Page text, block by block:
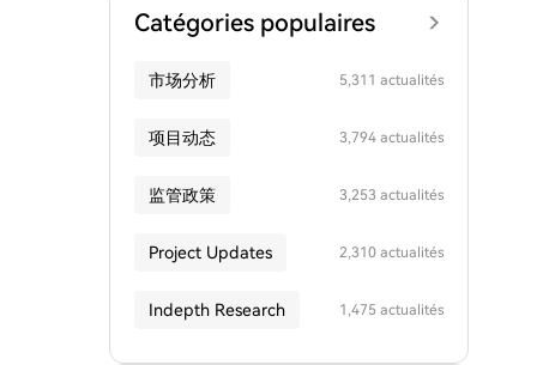
Catégories populaires
市场分析 5,311 actualités
项目动态 3,794 actualités
监管政策 3,253 actualités
Project Updates 2,310 actualités
Indepth Research 1,475 actualités